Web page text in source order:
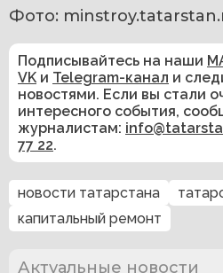
Фото:
Подписывайтесь на наши
VK и Telegram-канал и
новостями. Если вы стали
интересного события,
журналистам:
77 22.
новости татарстана
капитальный ремонт
Актуальные новости